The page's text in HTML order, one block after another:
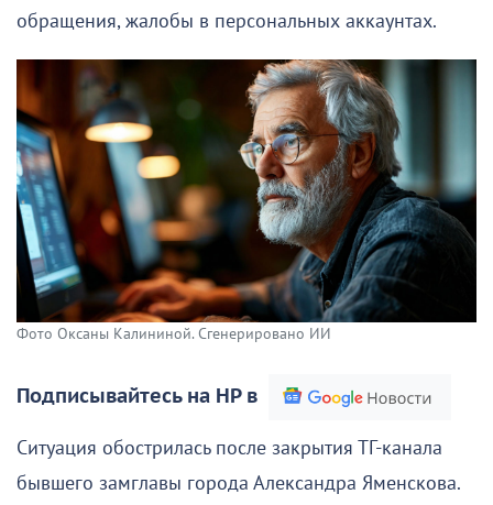
обращения, жалобы в персональных аккаунтах.
Фото Оксаны Калининой. Сгенерировано ИИ
Подписывайтесь на НР в
Ситуация обострилась после закрытия ТГ-канала
бывшего замглавы города Александра Яменскова.